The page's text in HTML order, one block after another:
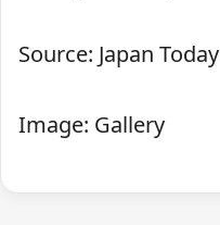
Source: Japan Today
Image: Gallery